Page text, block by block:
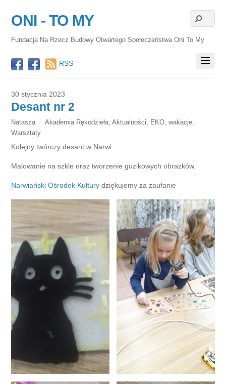
ONI - TO MY
Fundacja Na Rzecz Budowy Otwartego Społeczeństwa Oni To My
RSS
30 stycznia 2023
Desant nr 2
Natasza Akademia Rękodzieła Aktualności EKO wakacje
Warsztaty
Kolejny twórczy desant w Narwi.
Malowanie na szkle oraz tworzenie guzikowych obrazków.
Narwiański Ośrodek Kultury dziękujemy za zaufanie